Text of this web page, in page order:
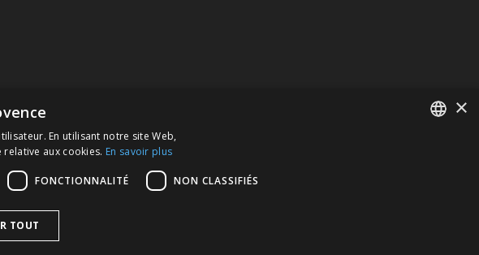
×
En utilisant notre site Web,
aux cookies. En savoir plus
FONCTIONNALITÉ NON CLASSIFIÉS
TOUT